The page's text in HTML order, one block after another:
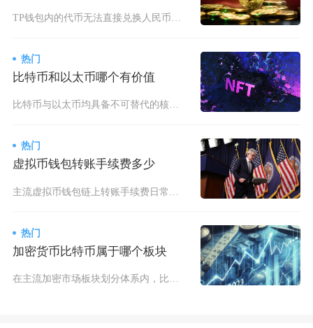
热门
比特币和以太币哪个有价值
比特币与以太币均具备不可替代的核心价值，二者并非对立关系，而是在加密货币生态中承担不同角色
热门
虚拟币钱包转账手续费多少
热门
加密货币比特币属于哪个板块